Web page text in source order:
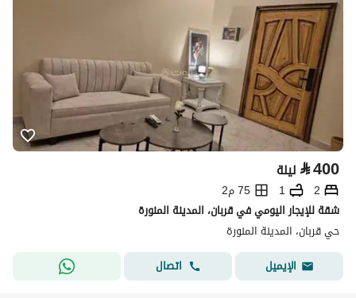
⃁400 ليلة
2
1
75 م2
شقة للإيجار اليومي في قربان، المدينة المنورة
حي قربان، المدينة المنورة
الإيميل
اتصال